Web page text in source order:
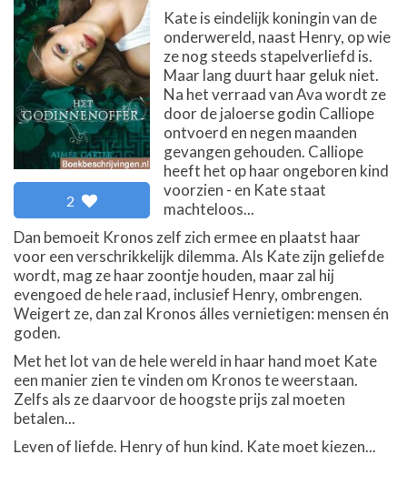
2
Kate is eindelijk koningin van de
onderwereld, naast Henry, op wie
ze nog steeds stapelverliefd is.
Maar lang duurt haar geluk niet.
Na het verraad van Ava wordt ze
door de jaloerse godin Calliope
ontvoerd en negen maanden
gevangen gehouden. Calliope
heeft het op haar ongeboren kind
voorzien - en Kate staat
machteloos...
Dan bemoeit Kronos zelf zich ermee en plaatst haar
voor een verschrikkelijk dilemma. Als Kate zijn geliefde
wordt, mag ze haar zoontje houden, maar zal hij
evengoed de hele raad, inclusief Henry, ombrengen.
Weigert ze, dan zal Kronos álles vernietigen: mensen én
goden.
Met het lot van de hele wereld in haar hand moet Kate
een manier zien te vinden om Kronos te weerstaan.
Zelfs als ze daarvoor de hoogste prijs zal moeten
betalen...
Leven of liefde. Henry of hun kind. Kate moet kiezen...